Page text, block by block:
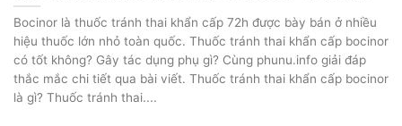
Bocinor là thuốc tránh thai khẩn cấp 72h được bày bán ở nhiều
hiệu thuốc lớn nhỏ toàn quốc. Thuốc tránh thai khẩn cấp bocinor
có tốt không? Gây tác dụng phụ gì? Cùng phunu.info giải đáp
thắc mắc chi tiết qua bài viết. Thuốc tránh thai khẩn cấp bocinor
là gì? Thuốc tránh thai....